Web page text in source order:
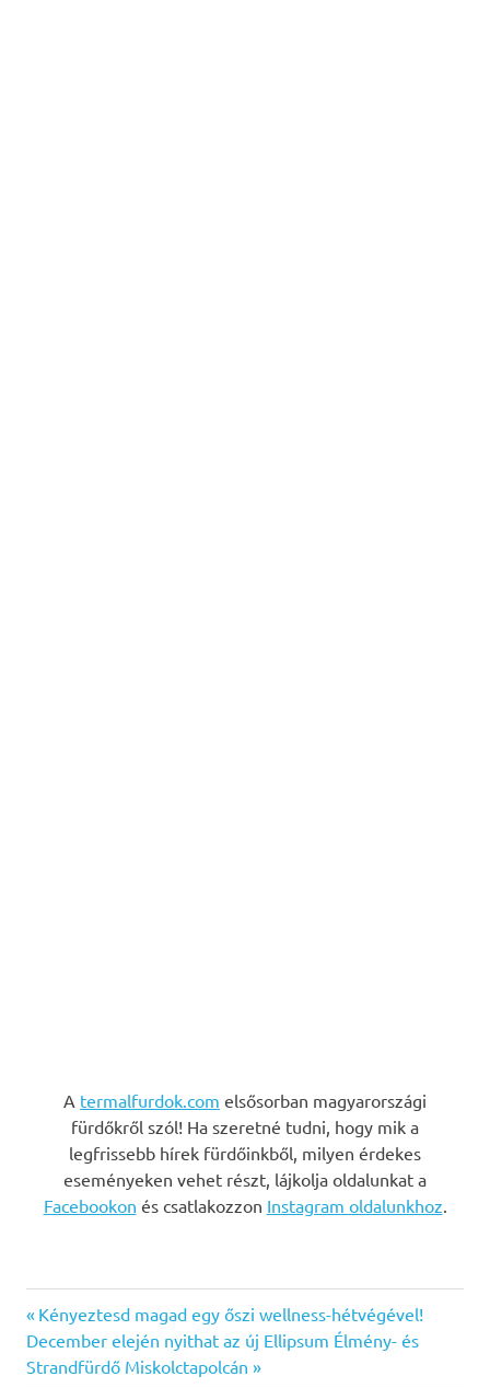
A termalfurdok.com elsősorban magyarországi
fürdőkről szól! Ha szeretné tudni, hogy mik a
legfrissebb hírek fürdőinkből, milyen érdekes
eseményeken vehet részt, lájkolja oldalunkat a
Facebookon és csatlakozzon Instagram oldalunkhoz
Bejegyzés
navigáció
Previous
Post:
Kényeztesd magad egy őszi wellness-hétvégével!
Next
Post:
December elején nyithat az új Ellipsum Élmény- és
Strandfürdő Miskolctapolcán